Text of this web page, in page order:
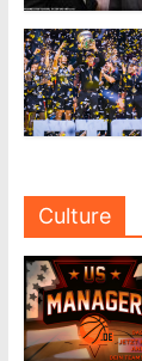
Culture